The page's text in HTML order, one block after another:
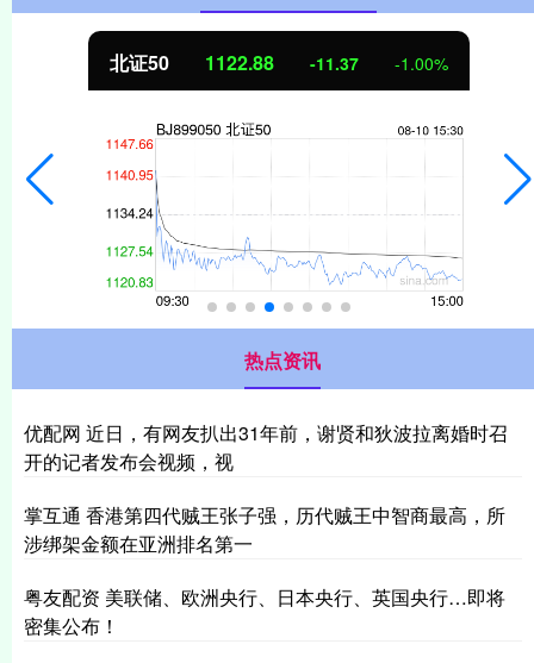
北证50 1122.88 -11.37 -1.00%
热点资讯
优配网 近日，有网友扒出31年前，谢贤和狄波拉离婚时召
开的记者发布会视频，视
掌互通 香港第四代贼王张子强，历代贼王中智商最高，所
涉绑架金额在亚洲排名第一
粤友配资 美联储、欧洲央行、日本央行、英国央行…即将
密集公布！